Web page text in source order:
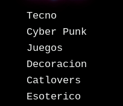
Tecno
Cyber Punk
Juegos
Decoracion
Catlovers
Esoterico